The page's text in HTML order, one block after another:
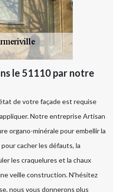
le 51110 par notre
de votre façade est requise
Notre entreprise Artisan
organo-minérale pour embellir la
cacher les défauts, la
les craquelures et la chaux
veille construction. N’hésitez
nous vous donnerons plus